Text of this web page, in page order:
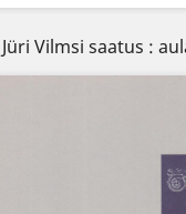
Jüri Vilmsi saatus :